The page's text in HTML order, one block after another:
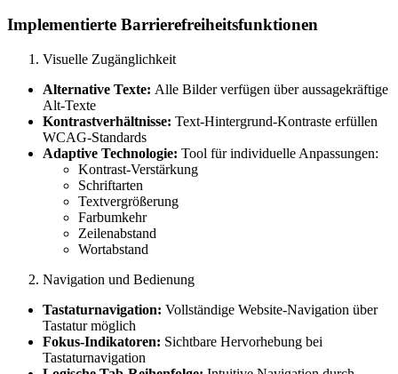
Implementierte Barrierefreiheitsfunktionen
Visuelle Zugänglichkeit
Alternative Texte: Alle Bilder verfügen über aussagekräftige
Alt-Texte
Kontrastverhältnisse: Text-Hintergrund-Kontraste erfüllen
WCAG-Standards
Adaptive Technologie: Tool für individuelle Anpassungen:
Kontrast-Verstärkung
Schriftarten
Textvergrößerung
Farbumkehr
Zeilenabstand
Wortabstand
Navigation und Bedienung
Tastaturnavigation: Vollständige Website-Navigation über
Tastatur möglich
Fokus-Indikatoren: Sichtbare Hervorhebung bei
Tastaturnavigation